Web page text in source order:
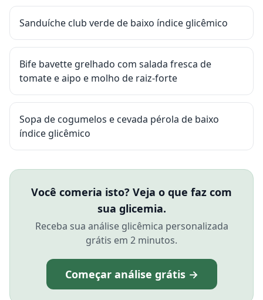
Sanduíche club verde de baixo índice glicêmico
Bife bavette grelhado com salada fresca de
tomate e aipo e molho de raiz-forte
Sopa de cogumelos e cevada pérola de baixo
índice glicêmico
Você comeria isto? Veja o que faz com
sua glicemia.
Receba sua análise glicêmica personalizada
grátis em 2 minutos.
Começar análise grátis →